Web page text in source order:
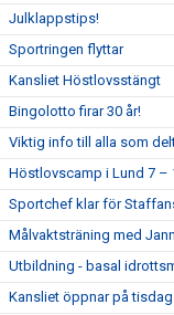
Julklappstips!
Sportringen flyttar
Kansliet Höstlovsstängt
Bingolotto firar 30 år!
Viktig info till alla som
Höstlovscamp i Lund 7 –
Sportchef klar för
Målvaktsträning med
Utbildning - basal
Kansliet öppnar på